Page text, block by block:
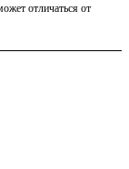
отличаться от